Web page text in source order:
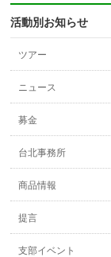
活動別お知らせ
ツアー
ニュース
募金
台北事務所
商品情報
提言
支部イベント